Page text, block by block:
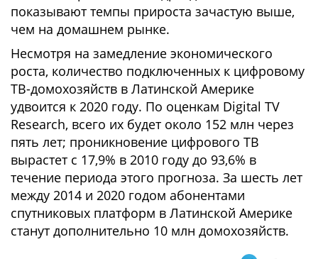
показывают темпы прироста зачастую выше,
чем на домашнем рынке.
Несмотря на замедление экономического
роста, количество подключенных к цифровому
ТВ-домохозяйств в Латинской Америке
удвоится к 2020 году. По оценкам Digital TV
Research, всего их будет около 152 млн через
пять лет; проникновение цифрового ТВ
вырастет с 17,9% в 2010 году до 93,6% в
течение периода этого прогноза. За шесть лет
между 2014 и 2020 годом абонентами
спутниковых платформ в Латинской Америке
станут дополнительно 10 млн домохозяйств.